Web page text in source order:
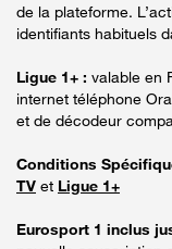
de la plateforme.
identifiants habituels
Ligue 1+ : valable en
internet téléphone
et de décodeur
Conditions
TV et Ligue 1+
Eurosport 1 inclus